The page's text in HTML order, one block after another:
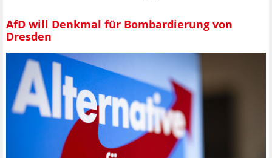
AfD will Denkmal für Bombardierung von
Dresden